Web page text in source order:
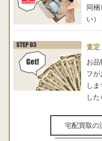
同梱
い）
査定
お品
フが
し
し
宅配買取の